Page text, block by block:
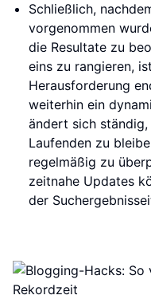
Schließlich,
vorgenommen
die Resultate zu
eins zu rangieren,
Herausforderung
weiterhin ein
ändert sich
Laufenden zu
regelmäßig zu
zeitnahe Updates
der